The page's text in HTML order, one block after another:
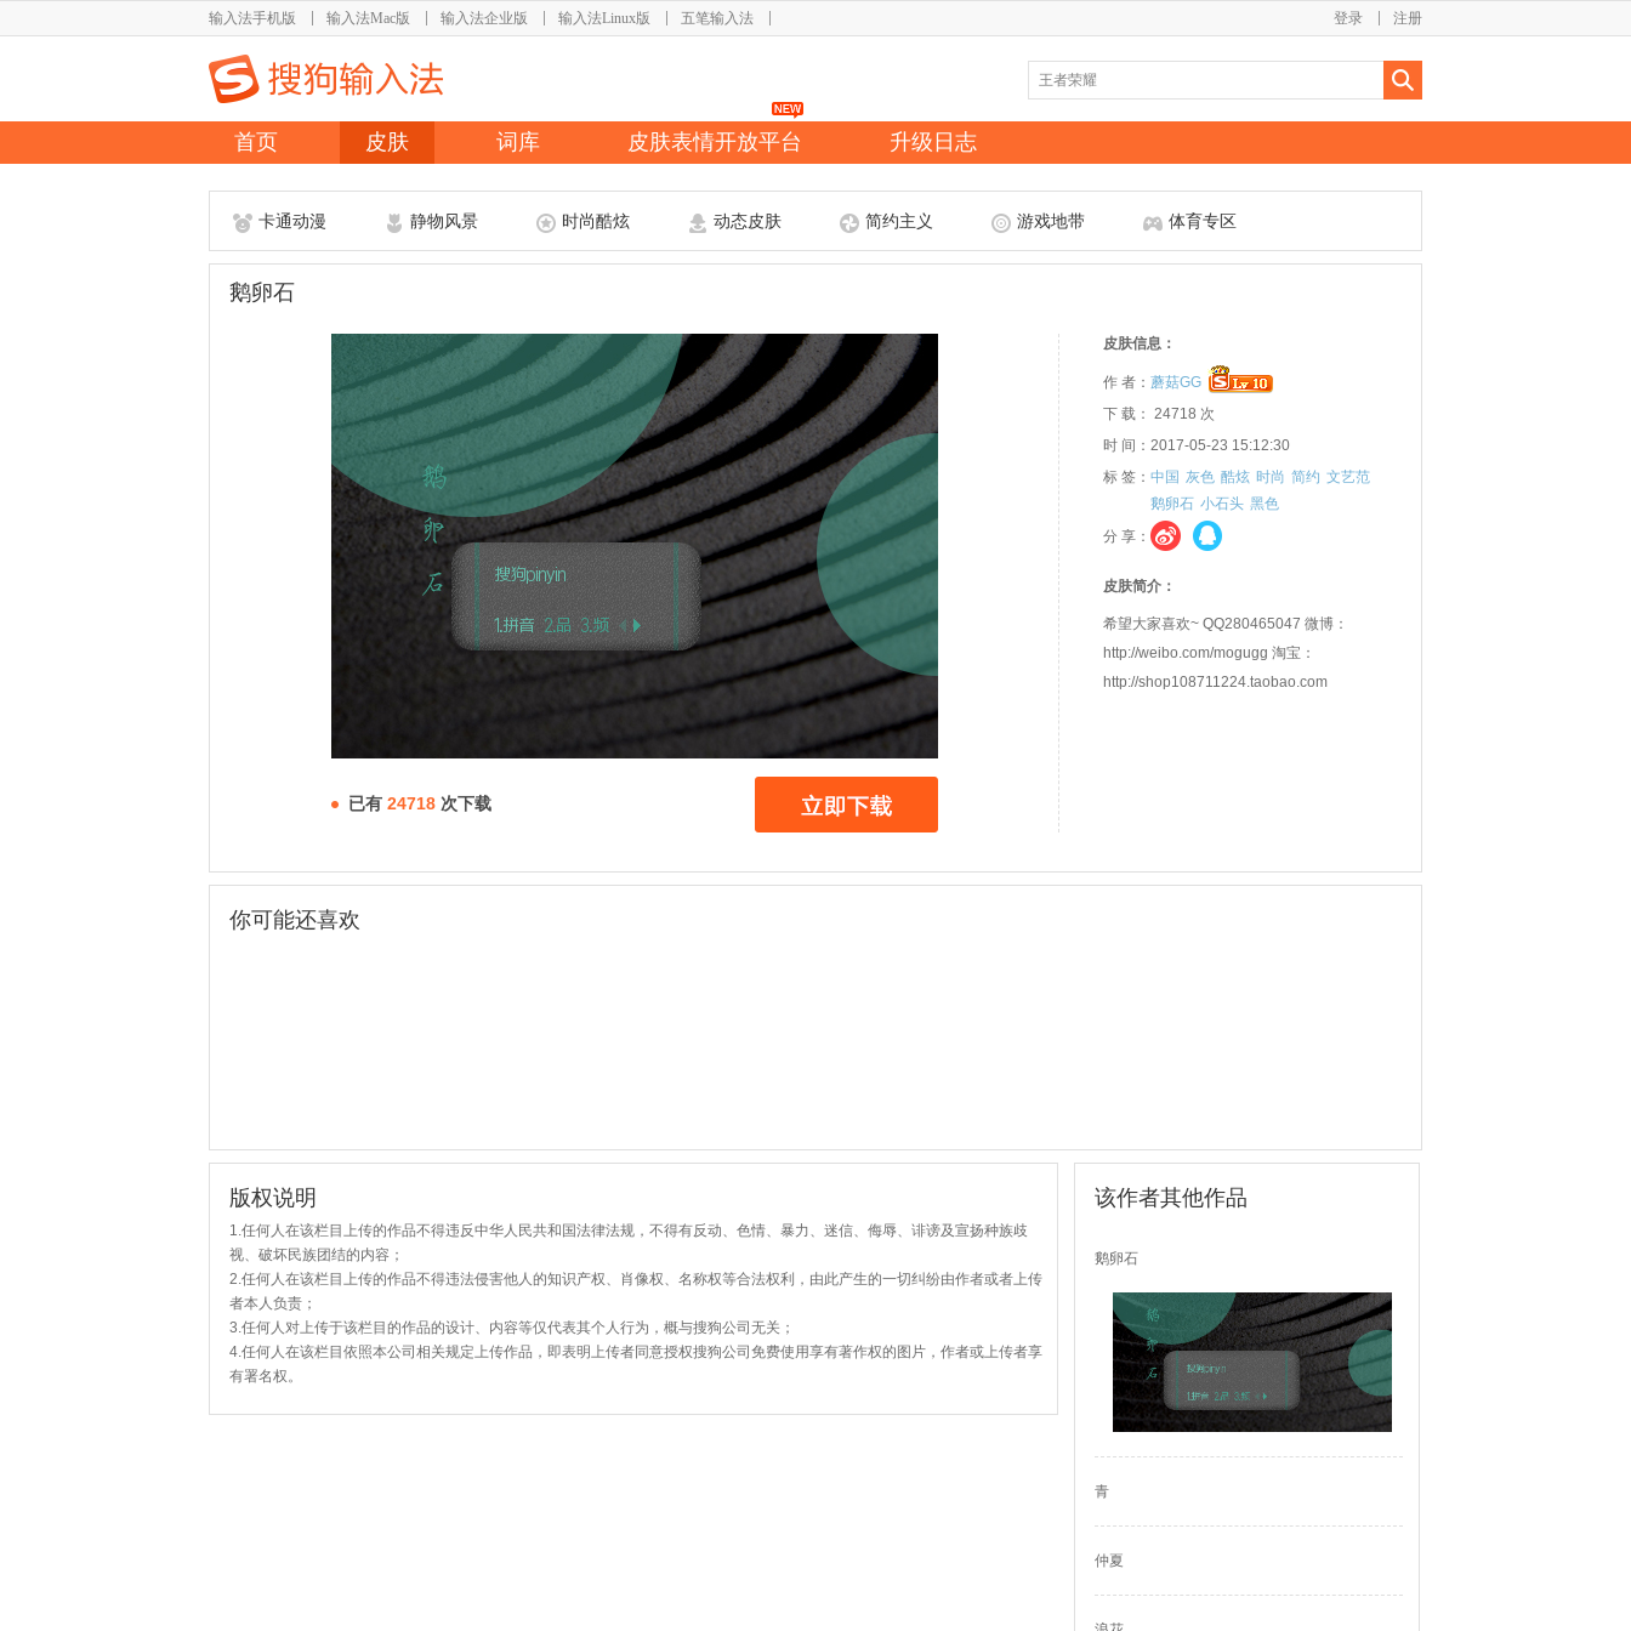
输入法手机版 输入法Mac版 输入法企业版 输入法Linux版 五笔输入法 注册
登录
首页 皮肤 词库 皮肤表情开放平台 升级日志
卡通动漫 静物风景 时尚酷炫 动态皮肤 简约主义 游戏地带 体育专区
鹅卵石
已有 24718 次下载
皮肤信息：
作 者： 蘑菇GG
下 载： 24718 次
时 间：2017-05-23 15:12:30
标 签： 中国 灰色 酷炫 时尚 简约 文艺范
鹅卵石 小石头 黑色
分 享：
皮肤简介：
希望大家喜欢~ QQ280465047 微博：
http://weibo.com/mogugg 淘宝：
http://shop108711224.taobao.com
你可能还喜欢
版权说明
1.任何人在该栏目上传的作品不得违反中华人民共和国法律法规，不得有反动、色情、暴力、迷信、侮辱、诽谤及宣扬种族歧
视、破坏民族团结的内容；
2.任何人在该栏目上传的作品不得违法侵害他人的知识产权、肖像权、名称权等合法权利，由此产生的一切纠纷由作者或者上传
者本人负责；
3.任何人对上传于该栏目的作品的设计、内容等仅代表其个人行为，概与搜狗公司无关；
4.任何人在该栏目依照本公司相关规定上传作品，即表明上传者同意授权搜狗公司免费使用享有著作权的图片，作者或上传者享
有署名权。
该作者其他作品
鹅卵石
青
仲夏